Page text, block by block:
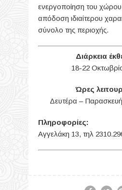
ενεργοποίηση του χώρου
απόδοση ιδιαίτερου
σύνολο της περιοχής.
Διάρκεια
18-22
Ώρες
Δευτέρα –
Πληροφορίες:
Αγγελάκη 13, τηλ